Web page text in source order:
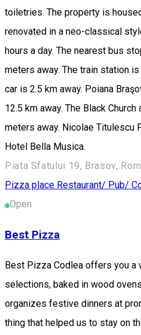
toiletries. The property is
renovated in a neo-classical
hours a day. The nearest bus
meters away. The train station
car is 2.5 km away. Poiana
12.5 km away. The Black
meters away. Nicolae Titulescu
Hotel Bella Musica.
Piata Sfatului 19, Brasov,
Pizza place Restaurant/ Pub/
Open
Best Pizza
Best Pizza Codlea offers you a
selections, baked in wood
organizes festive dinners at
thing that helped us to stay on